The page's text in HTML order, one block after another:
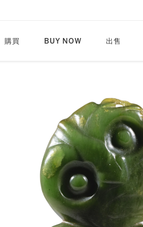
購買 BUY NOW 出售